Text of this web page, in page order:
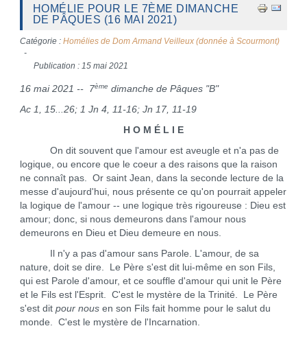
HOMÉLIE POUR LE 7ÈME DIMANCHE
DE PÂQUES (16 MAI 2021)
Catégorie : Homélies de Dom Armand Veilleux (donnée à Scourmont)
Publication : 15 mai 2021
16 mai 2021 -- 7ème dimanche de Pâques "B"
Ac 1, 15...26; 1 Jn 4, 11-16; Jn 17, 11-19
H O M É L I E
On dit souvent que l'amour est aveugle et n'a pas de
logique, ou encore que le coeur a des raisons que la raison
ne connaît pas. Or saint Jean, dans la seconde lecture de la
messe d'aujourd'hui, nous présente ce qu'on pourrait appeler
la logique de l'amour -- une logique très rigoureuse : Dieu est
amour; donc, si nous demeurons dans l'amour nous
demeurons en Dieu et Dieu demeure en nous.
Il n'y a pas d'amour sans Parole. L'amour, de sa
nature, doit se dire. Le Père s'est dit lui-même en son Fils,
qui est Parole d'amour, et ce souffle d'amour qui unit le Père
et le Fils est l'Esprit. C'est le mystère de la Trinité. Le Père
s'est dit pour nousen son Fils fait homme pour le salut du
monde. C'est le mystère de l'Incarnation.